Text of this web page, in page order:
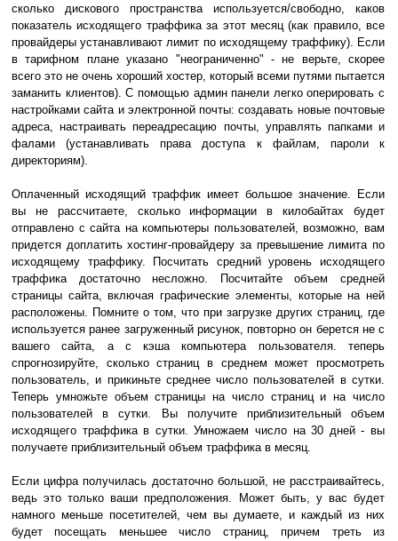
сколько дискового пространства используется/свободно, каков
показатель исходящего траффика за этот месяц (как правило, все
провайдеры устанавливают лимит по исходящему траффику). Если
в тарифном плане указано "неограниченно" - не верьте, скорее
всего это не очень хороший хостер, который всеми путями пытается
заманить клиентов). С помощью админ панели легко оперировать с
настройками сайта и электронной почты: создавать новые почтовые
адреса, настраивать переадресацию почты, управлять папками и
фалами (устанавливать права доступа к файлам, пароли к
директориям).
Оплаченный исходящий траффик имеет большое значение. Если
вы не рассчитаете, сколько информации в килобайтах будет
отправлено с сайта на компьютеры пользователей, возможно, вам
придется доплатить хостинг-провайдеру за превышение лимита по
исходящему траффику. Посчитать средний уровень исходящего
траффика достаточно несложно. Посчитайте объем средней
страницы сайта, включая графические элементы, которые на ней
расположены. Помните о том, что при загрузке других страниц, где
используется ранее загруженный рисунок, повторно он берется не с
вашего сайта, а с кэша компьютера пользователя. теперь
спрогнозируйте, сколько страниц в среднем может просмотреть
пользователь, и прикиньте среднее число пользователей в сутки.
Теперь умножьте объем страницы на число страниц и на число
пользователей в сутки. Вы получите приблизительный объем
исходящего траффика в сутки. Умножаем число на 30 дней - вы
получаете приблизительный объем траффика в месяц.
Если цифра получилась достаточно большой, не расстраивайтесь,
ведь это только ваши предположения. Может быть, у вас будет
намного меньше посетителей, чем вы думаете, и каждый из них
будет посещать меньшее число страниц, причем треть из